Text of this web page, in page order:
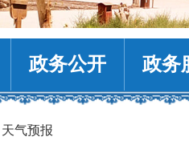
政务公开 政务
天气预报